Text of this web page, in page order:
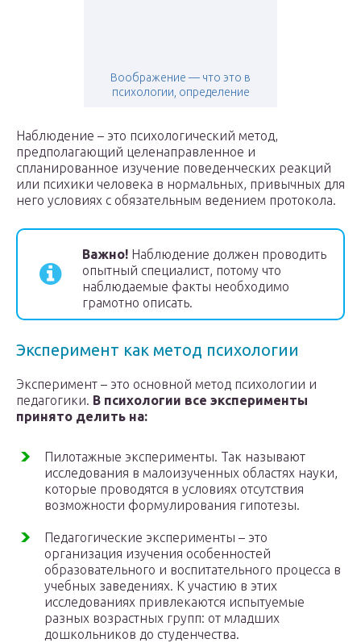
Воображение — что это в
психологии, определение
Наблюдение – это психологический метод,
предполагающий целенаправленное и
спланированное изучение поведенческих реакций
или психики человека в нормальных, привычных для
него условиях с обязательным ведением протокола.
Важно! Наблюдение должен проводить
опытный специалист, потому что
наблюдаемые факты необходимо
грамотно описать.
Эксперимент как метод психологии
Эксперимент – это основной метод психологии и
педагогики. В психологии все эксперименты
принято делить на:
Пилотажные эксперименты. Так называют
исследования в малоизученных областях науки,
которые проводятся в условиях отсутствия
возможности формулирования гипотезы.
Педагогические эксперименты – это
организация изучения особенностей
образовательного и воспитательного процесса в
учебных заведениях. К участию в этих
исследованиях привлекаются испытуемые
разных возрастных групп: от младших
дошкольников до студенчества.